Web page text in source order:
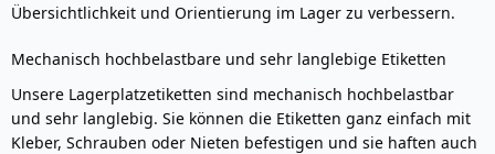
Übersichtlichkeit und Orientierung im Lager zu verbessern.
Mechanisch hochbelastbare und sehr langlebige Etiketten
Unsere Lagerplatzetiketten sind mechanisch hochbelastbar
und sehr langlebig. Sie können die Etiketten ganz einfach mit
Kleber, Schrauben oder Nieten befestigen und sie haften auch